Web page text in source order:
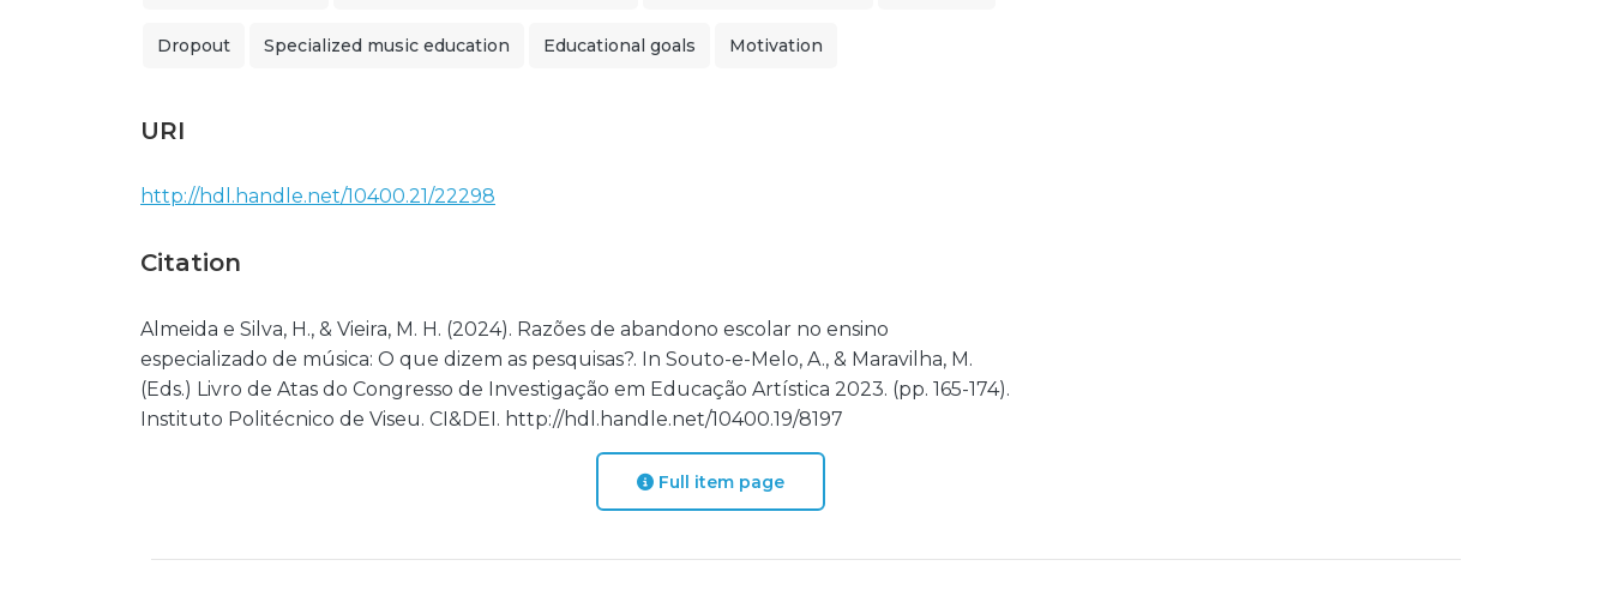
Dropout Specialized music education Educational goals Motivation
URI
http://hdl.handle.net/10400.21/22298
Citation
Almeida e Silva, H., & Vieira, M. H. (2024). Razões de abandono escolar no ensino
especializado de música: O que dizem as pesquisas?. In Souto-e-Melo, A., & Maravilha, M.
(Eds.) Livro de Atas do Congresso de Investigação em Educação Artística 2023. (pp. 165-174).
Instituto Politécnico de Viseu. CI&DEI. http://hdl.handle.net/10400.19/8197
Full item page